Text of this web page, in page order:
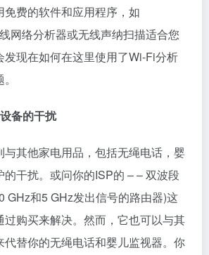
费的软件和应用程序，如
网络分析器或无线声纳扫描适合您
发现在如何在这里使用了Wi-Fi分析
备的干扰
与其他家电用品，包括无绳电话，婴
的干扰。或问你的ISP的 – – 双波段
GHz和5 GHz发出信号的路由器)这
过购买来解决。然而，它也可以与其
代替你的无绳电话和婴儿监视器。你